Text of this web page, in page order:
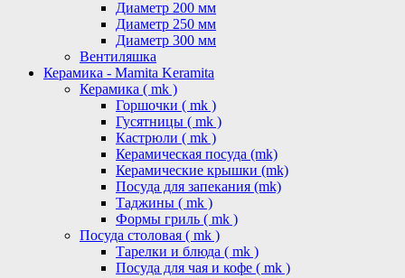
Диаметр 200 мм
Диаметр 250 мм
Диаметр 300 мм
Вентиляшка
Керамика - Mamita Keramita
Керамика ( mk )
Горшочки ( mk )
Гусятницы ( mk )
Кастрюли ( mk )
Керамическая посуда (mk)
Керамические крышки (mk)
Посуда для запекания (mk)
Таджины ( mk )
Формы гриль ( mk )
Посуда столовая ( mk )
Тарелки и блюда ( mk )
Посуда для чая и кофе ( mk )